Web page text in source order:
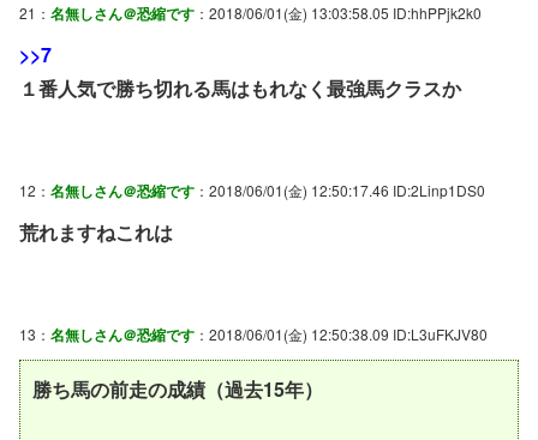
21： 名無しさん＠恐縮です ：2018/06/01(金) 13:03:58.05 ID:hhPPjk2k0
>>7
１番人気で勝ち切れる馬はもれなく最強馬クラスか
12： 名無しさん＠恐縮です ：2018/06/01(金) 12:50:17.46 ID:2Linp1DS0
荒れますねこれは
13： 名無しさん＠恐縮です ：2018/06/01(金) 12:50:38.09 ID:L3uFKJV80
勝ち馬の前走の成績（過去15年）